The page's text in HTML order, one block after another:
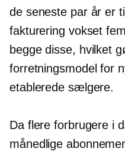
de seneste par år er
fakturering vokset
begge disse, hvilket
forretningsmodel for
etablerede sælgere.
Da flere forbrugere i
månedlige